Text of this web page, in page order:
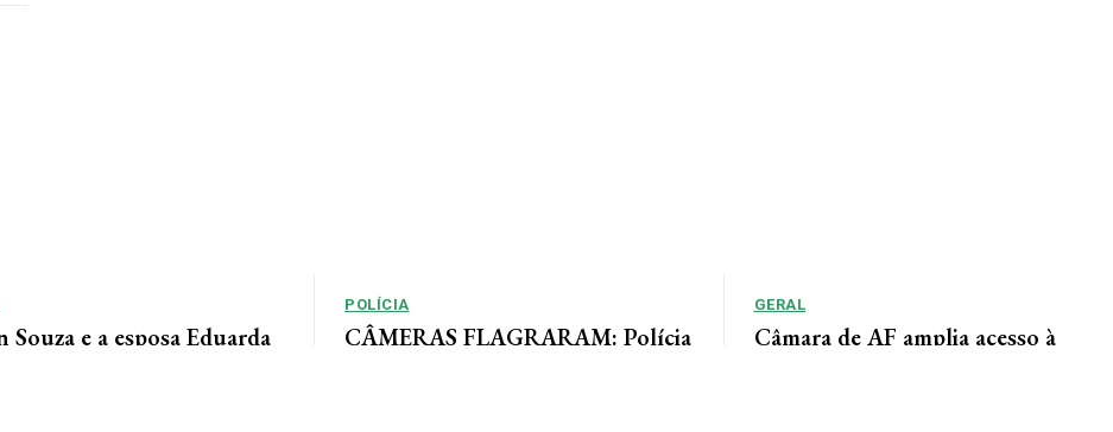
e a esposa Eduarda
POLÍCIA
CÂMERAS FLAGRARAM: Polícia
GERAL
Câmara de AF amplia acesso à